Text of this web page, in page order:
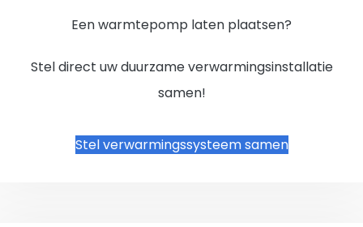
Een warmtepomp laten plaatsen?
Stel direct uw duurzame verwarmingsinstallatie
samen!
Stel verwarmingssysteem samen